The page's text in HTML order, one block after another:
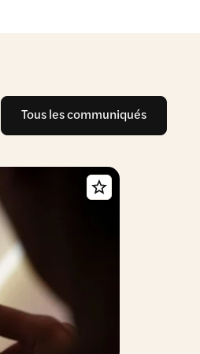
Tous les communiqués